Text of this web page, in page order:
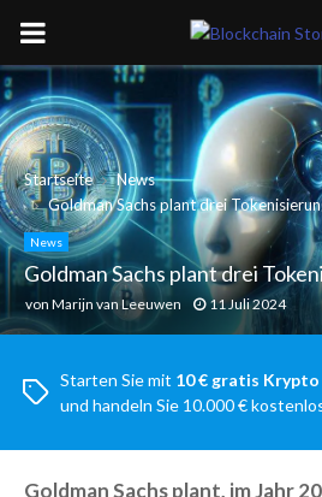
PRIMARY
MENU
Startseite
News
Goldman Sachs plant drei
News
Goldman Sachs plant drei
von Marijn van Leeuwen 11 Juli 2024
Starten Sie mit 10 € gratis Krypto
und handeln Sie 10.000 €
Goldman Sachs plant, im Jahr